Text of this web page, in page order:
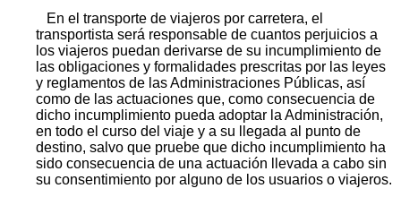
En el transporte de viajeros por carretera, el
transportista será responsable de cuantos perjuicios a
los viajeros puedan derivarse de su incumplimiento de
las obligaciones y formalidades prescritas por las leyes
y reglamentos de las Administraciones Públicas, así
como de las actuaciones que, como consecuencia de
dicho incumplimiento pueda adoptar la Administración,
en todo el curso del viaje y a su llegada al punto de
destino, salvo que pruebe que dicho incumplimiento ha
sido consecuencia de una actuación llevada a cabo sin
su consentimiento por alguno de los usuarios o viajeros.